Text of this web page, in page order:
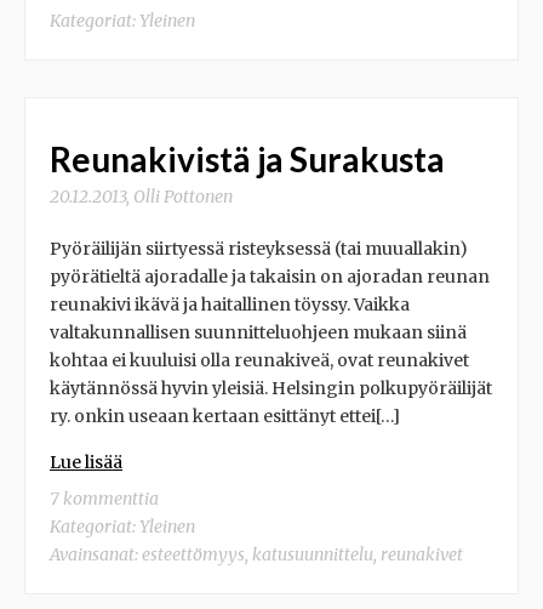
Kategoriat: Yleinen
Reunakivistä ja Surakusta
20.12.2013, Olli Pottonen
Pyöräilijän siirtyessä risteyksessä (tai muuallakin)
pyörätieltä ajoradalle ja takaisin on ajoradan reunan
reunakivi ikävä ja haitallinen töyssy. Vaikka
valtakunnallisen suunnitteluohjeen mukaan siinä
kohtaa ei kuuluisi olla reunakiveä, ovat reunakivet
käytännössä hyvin yleisiä. Helsingin polkupyöräilijät
ry. onkin useaan kertaan esittänyt ettei[…]
Lue lisää
7 kommenttia
Kategoriat: Yleinen
Avainsanat:esteettömyys, katusuunnittelu, reunakivet